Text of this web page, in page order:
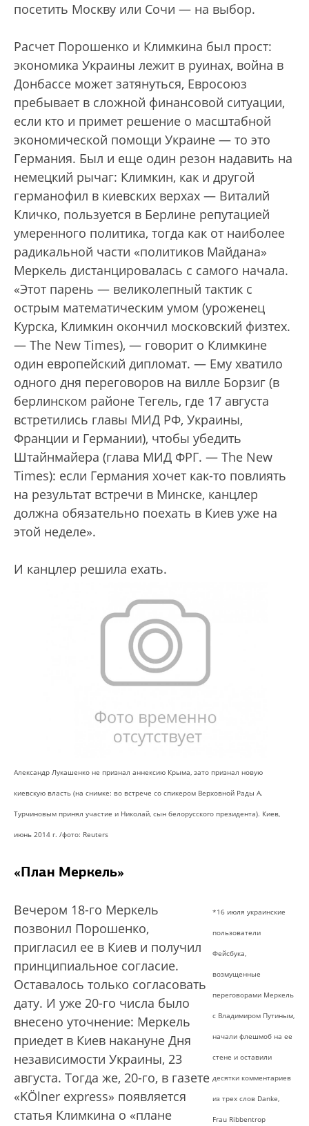
посетить Москву или Сочи — на выбор.
Расчет Порошенко и Климкина был прост:
экономика Украины лежит в руинах, война в
Донбассе может затянуться, Евросоюз
пребывает в сложной финансовой ситуации,
если кто и примет решение о масштабной
экономической помощи Украине — то это
Германия. Был и еще один резон надавить на
немецкий рычаг: Климкин, как и другой
германофил в киевских верхах — Виталий
Кличко, пользуется в Берлине репутацией
умеренного политика, тогда как от наиболее
радикальной части «политиков Майдана»
Меркель дистанцировалась с самого начала.
«Этот парень — великолепный тактик с
острым математическим умом (уроженец
Курска, Климкин окончил московский физтех.
— The New Times), — говорит о Климкине
один европейский дипломат. — Ему хватило
одного дня переговоров на вилле Борзиг (в
берлинском районе Тегель, где 17 августа
встретились главы МИД РФ, Украины,
Франции и Германии), чтобы убедить
Штайнмайера (глава МИД ФРГ. — The New
Times): если Германия хочет как-то повлиять
на результат встречи в Минске, канцлер
должна обязательно поехать в Киев уже на
этой неделе».
И канцлер решила ехать.
Александр Лукашенко не признал аннексию Крыма, зато признал новую
киевскую власть (на снимке: во встрече со спикером Верховной Рады А.
Турчиновым принял участие и Николай, сын белорусского президента). Киев,
июнь 2014 г. /фото: Reuters
«План Меркель»
*16 июля украинские
пользователи
Фейсбука,
возмущенные
переговорами Меркель
с Владимиром Путиным,
начали флешмоб на ее
стене и оставили
десятки комментариев
из трех слов Danke,
Frau Ribbentrop
Вечером 18-го Меркель
позвонил Порошенко,
пригласил ее в Киев и получил
принципиальное согласие.
Оставалось только согласовать
дату. И уже 20-го числа было
внесено уточнение: Меркель
приедет в Киев накануне Дня
независимости Украины, 23
августа. Тогда же, 20-го, в газете
«KÖlner express» появляется
статья Климкина о «плане